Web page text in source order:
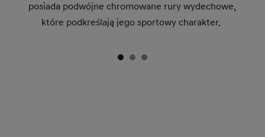
posiada podwójne chromowane rury wydechowe,
które podkreślają jego sportowy charakter.